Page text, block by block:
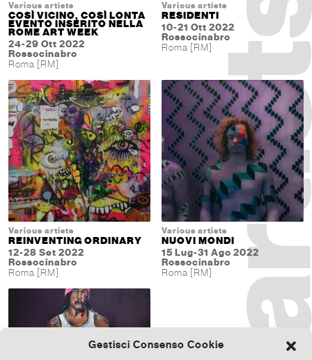
Gestisci Consenso Cookie
Various artists
COSÌ VICINO, COSÌ LONTA
EVENTO INSERITO NELLA
ROME ART WEEK
24-29 Ott 2022
Rossocinabro
Roma [RM]
Various artists
RESIDENTI
10-21 Ott 2022
Rossocinabro
Roma [RM]
Various artists
REINVENTING ORDINARY
12-28 Set 2022
Rossocinabro
Roma [RM]
Various artists
NUOVI MONDI
15 Lug-31 Ago 2022
Rossocinabro
Roma [RM]